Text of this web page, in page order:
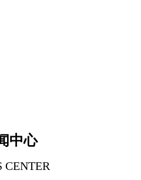
中心
CENTER